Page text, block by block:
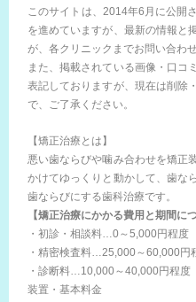
このサイトは、2014年6月に公開
を進めていますが、最新の情報と
が、各クリニックまでお問い合わ
また、掲載されている画像・口コ
表記しておりますが、現在は削除
で、ご了承ください。
【矯正治療とは】
悪い歯ならびや噛み合わせを矯正
かけてゆっくりと動かして、歯な
歯ならびにする歯科治療です。
【矯正治療にかかる費用と期間につ
・初診・相談料…0～5,000円程度
・精密検査料…25,000～60,000円
・診断料…10,000～40,000円程度
装置・基本料金